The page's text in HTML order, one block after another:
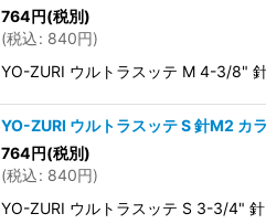
764円(税別)
(税込: 840円)
YO-ZURI ウルトラスッテ M 4-3/8"
YO-ZURI ウルトラスッテ S 針M2 カ
764円(税別)
(税込: 840円)
YO-ZURI ウルトラスッテ S 3-3/4"